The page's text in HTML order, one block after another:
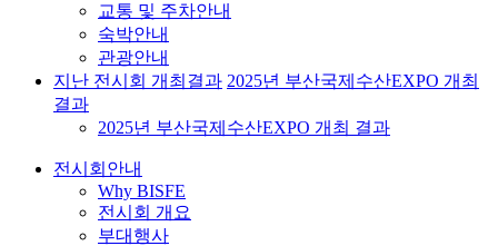
교통 및 주차안내
숙박안내
관광안내
지난 전시회 개최결과 2025년 부산국제수산EXPO 개최
결과
2025년 부산국제수산EXPO 개최 결과
전시회안내
Why BISFE
전시회 개요
부대행사